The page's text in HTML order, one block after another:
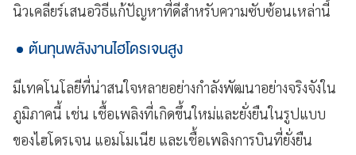
นิวเคลียร์เสนอวิธีแก้ปัญหาที่ดีสำหรับความซับซ้อนเหล่านี้
ต้นทุนพลังงานไฮโดรเจนสูง
มีเทคโนโลยีที่น่าสนใจหลายอย่างกำลังพัฒนาอย่างจริงจังใน
ภูมิภาคนี้ เช่น เชื้อเพลิงที่เกิดขึ้นใหม่และยั่งยืนในรูปแบบ
ของไฮโดรเจน แอมโมเนีย และเชื้อเพลิงการบินที่ยั่งยืน